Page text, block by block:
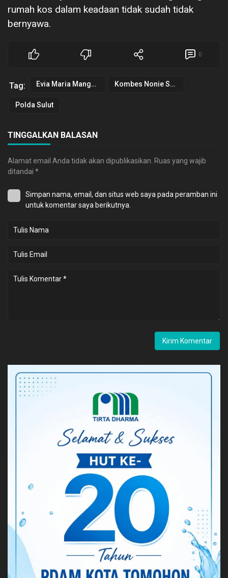
rumah kos dalam keadaan tidak sudah tidak
bernyawa.
0
Tag: Evia Maria Mangolo Kombes Nonie Sengkey
Polda Sulut
TINGGALKAN BALASAN
Alamat email Anda tidak akan dipublikasikan. Ruas yang wajib
ditandai *
Simpan nama, email, dan situs web saya pada peramban ini
untuk komentar saya berikutnya.